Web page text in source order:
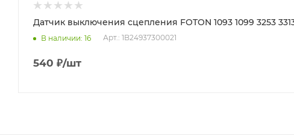
Датчик выключения сцепления FOTON 1093 1099 3253
В наличии: 16 Арт.: 1B24937300021
540 ₽/шт